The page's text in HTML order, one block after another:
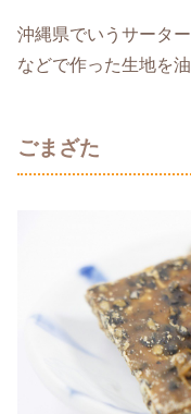
沖縄県でいうサータ
などで作った生地を
ごまざた